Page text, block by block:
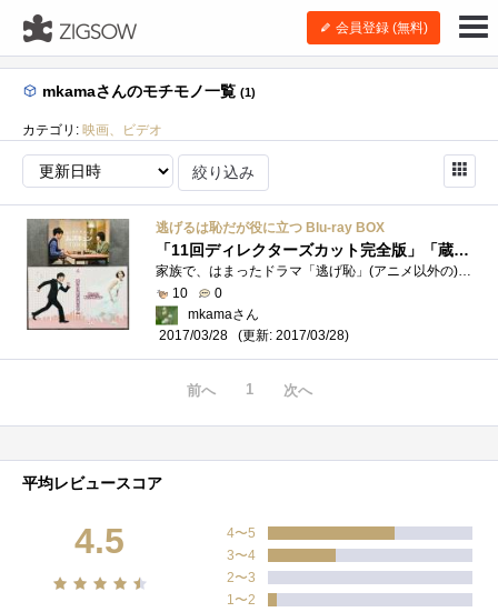
会員登録 (無料)
mkamaさんのモチモノ一覧 (1)
カテゴリ: 映画、ビデオ
絞り込み
逃げるは恥だが役に立つ Blu-ray BOX
「11回ディレクターズカット完全版」「蔵出し! ハプニングNG集」「オーディオコメンタリー」ゆっくり楽しみます。
家族で、はまったドラマ「逃げ恥」(アニメ以外の)人生初のドラマのブルーレイボックス、買ってしまいました。4000円のamazonギフト券があったの�...
10
0
mkamaさん
2017/03/28
(更新: 2017/03/28)
前へ 1 次へ
平均レビュースコア
4.5
4〜5
3〜4
2〜3
1〜2